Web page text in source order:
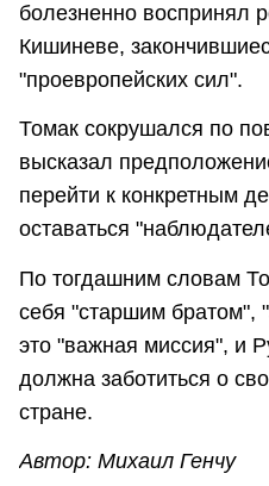
болезненно воспринял
Кишиневе,
"проевропейских сил".
Томак сокрушался по
высказал
перейти к конкретным
оставаться
По тогдашним словам
себя "старшим братом",
это "важная миссия", и
должна заботиться о
стране.
Автор: Михаил Генчу